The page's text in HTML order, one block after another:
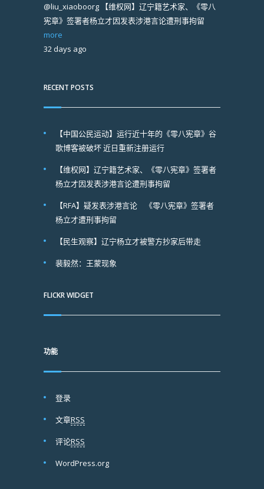
@liu_xiaoboorg 【维权网】辽宁籍艺术家、《零八
宪章》签署者杨立才因发表涉港言论遭刑事拘留
more
32 days ago
RECENT POSTS
【中国公民运动】运行近十年的《零八宪章》谷
歌博客被破坏 近日重新注册运行
【维权网】辽宁籍艺术家、《零八宪章》签署者
杨立才因发表涉港言论遭刑事拘留
【RFA】疑发表涉港言论 《零八宪章》签署者
杨立才遭刑事拘留
【民生观察】辽宁杨立才被警方抄家后带走
裴毅然：王蒙现象
FLICKR WIDGET
功能
登录
文章RSS
评论RSS
WordPress.org